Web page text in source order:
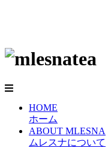
HOME
ホーム
ABOUT MLESNA
ムレスナについて